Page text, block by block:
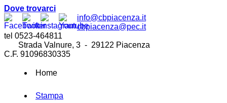
Dove trovarci
info@cbpiacenza.it
cbpiacenza@pec.it
tel 0523-464811
Strada Valnure, 3 - 29122 Piacenza
C.F. 91096830335
Home
Stampa